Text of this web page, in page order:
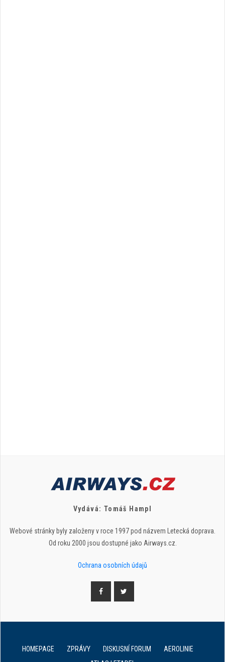
Vydává: Tomáš Hampl
Webové stránky byly založeny v roce 1997 pod názvem Letecká doprava.
Od roku 2000 jsou dostupné jako Airways.cz.
Ochrana osobních údajů
HOMEPAGE ZPRÁVY DISKUSNÍ FORUM
AEROLINIE